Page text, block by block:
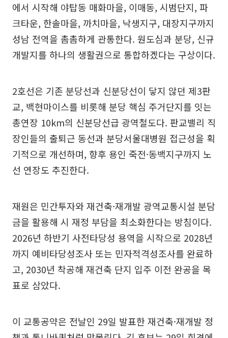
에서 시작해 야탑동 매화마을, 이매동, 시범단지, 파
크타운, 한솔마을, 까치마을, 낙생지구, 대장지구까지
성남 전역을 촘촘하게 관통한다. 원도심과 분당, 신규
개발지를 하나의 생활권으로 통합하겠다는 구상이다.
2호선은 기존 분당선과 신분당선이 닿지 않던 제3판
교, 백현마이스를 비롯해 분당 핵심 주거단지를 잇는
총연장 10km의 신분당선급 광역철도다. 판교밸리 직
장인들의 출퇴근 동선과 분당서울대병원 접근성을 획
기적으로 개선하며, 향후 용인 죽전·동백지구까지 노
선 연장도 추진한다.
재원은 민간투자와 재건축·재개발 광역교통시설 분담
금을 활용해 시 재정 부담을 최소화한다는 방침이다.
2026년 하반기 사전타당성 용역을 시작으로 2028년
까지 예비타당성조사 또는 민자적격성조사를 완료하
고, 2030년 착공해 재건축 단지 입주 이전 완공을 목
표로 삼았다.
이 교통공약은 전날인 29일 발표한 재건축·재개발 정